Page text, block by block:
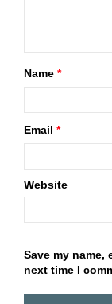
Name *
Email *
Website
Save my
next time I